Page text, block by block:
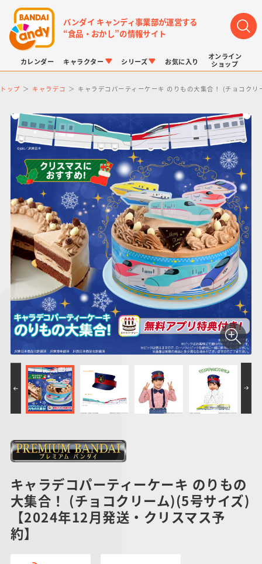
バンダイ キャンディ事業部が運営する
“食品・おかし”の情報サイト
カレンダー キャラクター
LINK TRAVELERS
仮面ライダーシリー
ズ
PROJECT R.E.D.・
スーパー戦隊シリー
ズ
プリキュアシリーズ
ガンダムシリーズ
ポケットモンスター
ドラゴンボール
アンパンマン
サンリオキャラクタ
たま
シリーズ
チョコボックス
キャラパキ
つりグミ
チョコサプ
にふぉるめーしょん
＆スクエアシール
SMPシリーズ
ポケモンキッズ
ポケモンスケールワ
ールド
キャラデコ
お気に入り
オンライン
ショップ
トップ キャラデコ キャラデコパーティーケーキ のりもの大集合！ (チョコク
キャラデコパーティーケーキ のりもの
大集合！ (チョコクリーム)(5号サイズ)
【2024年12月発送・クリスマス予
約】